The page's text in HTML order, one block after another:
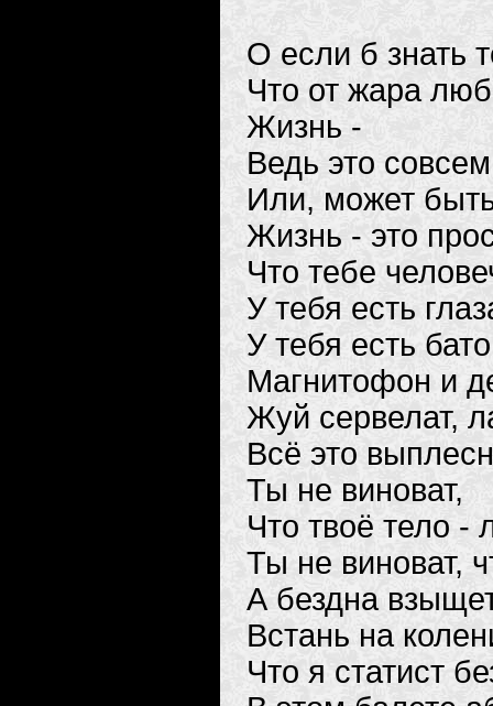
О если б знать
Что от жара
Жизнь -
Ведь это
Или, может
Жизнь - это
Что тебе
У тебя есть
У тебя есть
Магнитофон и
Жуй сервелат,
Всё это
Ты не виноват,
Что твоё тело
Ты не виноват,
А бездна
Встань на
Что я статист